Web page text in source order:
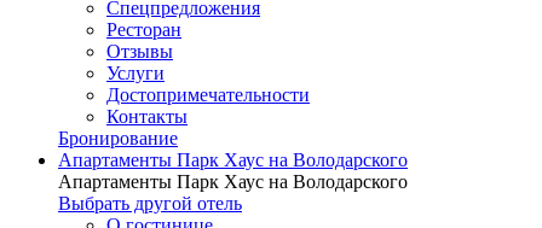
Спецпредложения
Ресторан
Отзывы
Услуги
Достопримечательности
Контакты
Бронирование
Апартаменты Парк Хаус на Володарского
Апартаменты Парк Хаус на Володарского
Выбрать другой отель